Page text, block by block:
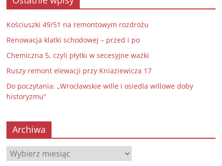
Kościuszki 49/51 na remontowym rozdrożu
Renowacja klatki schodowej – przed i po
Chemiczna 5, czyli płytki w secesyjne ważki
Ruszy remont elewacji przy Kniaziewicza 17
Do poczytania: „Wrocławskie wille i osiedla willowe doby
historyzmu”
Archiwa
Archiwa